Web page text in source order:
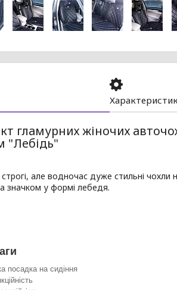
гламурних жіночих
"Лебідь"
але водночас дуже стильні чохли
значком у формі лебедя.
посадка на сидіння